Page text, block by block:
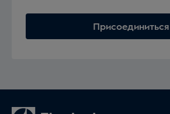
Присоединиться